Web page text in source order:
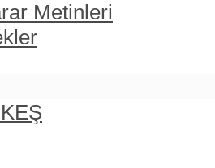
Metinleri